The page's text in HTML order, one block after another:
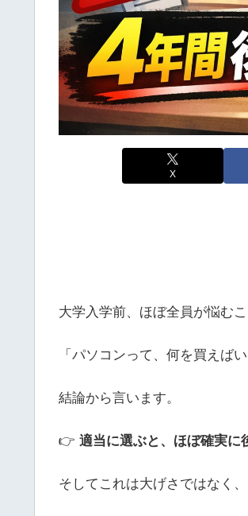
X
大学入学前、ほぼ全員が悩むこ
「パソコンって、何を買えばい
結論から言います。
👉 適当に選ぶと、ほぼ確実に
そしてこれは大げさではなく、